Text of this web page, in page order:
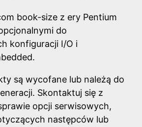
book-size z ery Pentium
do
konfiguracji I/O i
są wycofane lub należą do
Skontaktuj się z
opcji serwisowych,
następców lub